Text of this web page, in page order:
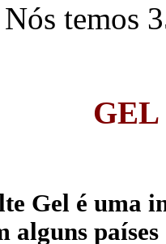
Nós temos
GEL
Gel é uma
alguns países